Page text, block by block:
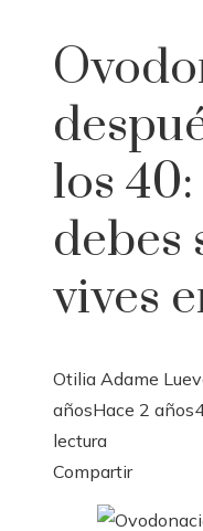
los
debes
vives
Otilia Adame
añosHace 2 años
lectura
Facebook
Twitter
LinkedIn
Pinterest
Stumbleupon
Email
Compartir